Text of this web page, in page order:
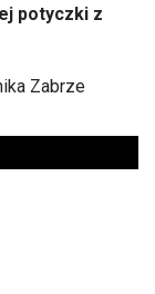
potyczki z